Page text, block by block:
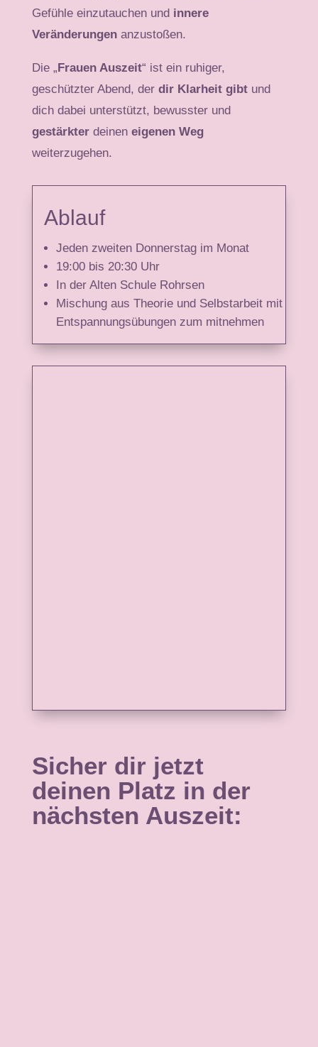
Gefühle einzutauchen und innere
Veränderungenanzustoßen.
Die „Frauen Auszeit“ ist ein ruhiger,
geschützter Abend, der dir Klarheit gibtund
dich dabei unterstützt, bewusster und
gestärkterdeinen eigenen Weg
weiterzugehen.
Ablauf
Jeden zweiten Donnerstag im Monat
19:00 bis 20:30 Uhr
In der Alten Schule Rohrsen
Mischung aus Theorie und Selbstarbeit mit
Entspannungsübungen zum mitnehmen
Sicher dir jetzt
deinen Platz in der
nächsten Auszeit: